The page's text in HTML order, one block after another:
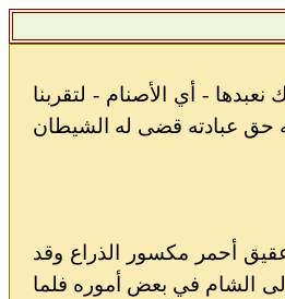
نعبدها - أي الأصنام - لتقربنا
حق عبادته قضى له الشيطان
أحمر مكسور الذراع وقد
الشام في بعض أموره فلما